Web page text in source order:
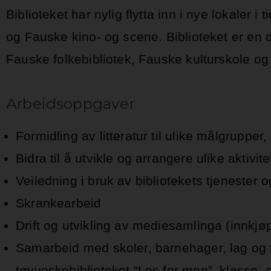
Biblioteket har nylig flytta inn i nye lokaler i
og Fauske kino- og scene. Biblioteket er en
Fauske folkebibliotek, Fauske kulturskole
Arbeidsoppgaver
Formidling av litteratur til ulike
Bidra til å utvikle og arrangere ulike
Veiledning i bruk av bibliotekets tjenester
Skrankearbeid
Drift og utvikling av mediesamlinga
Samarbeid med skoler, barnehager, lag